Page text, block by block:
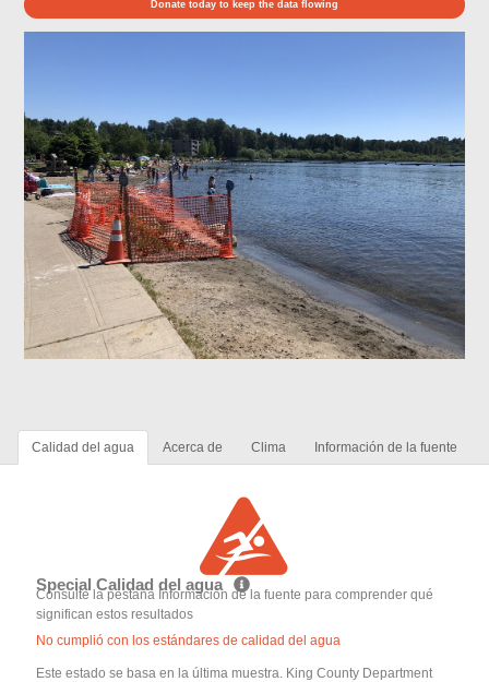
Donate today to keep the data flowing
Calidad del agua Acerca de Clima Información de la fuente
Special Calidad del agua
Consulte la pestaña Información de la fuente para comprender qué
significan estos resultados
No cumplió con los estándares de calidad del agua
Este estado se basa en la última muestra. King County Department